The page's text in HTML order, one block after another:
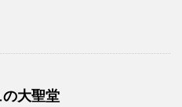
大聖堂